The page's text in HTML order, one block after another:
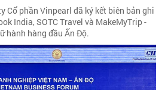
Cổ phần Vinpearl đã ký kết biên bản ghi
India, SOTC Travel và MakeMyTrip -
hành hàng đầu Ấn Độ.